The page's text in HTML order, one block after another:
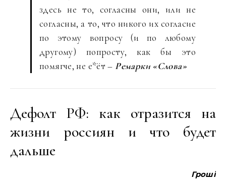
здесь не то, согласны они, или не
согласны, а то, что никого их согласие
по этому вопросу (и по любому
другому) попросту, как бы это
помягче, не е*ёт – Ремарки «Слова»
Дефолт РФ: как отразится на
жизни россиян и что будет
дальше
Гроші